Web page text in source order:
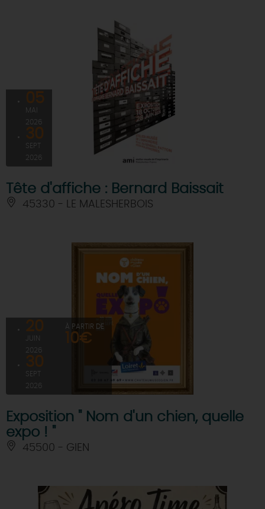
05
MAI
2026
30
SEPT
2026
Tête d'affiche : Bernard Baissait
45330 - LE MALESHERBOIS
20
2026
30
SEPT
2026
À PARTIR DE
10€
Exposition " Nom d'un chien, quelle
expo ! "
45500 - GIEN